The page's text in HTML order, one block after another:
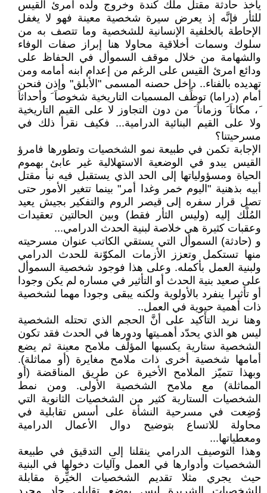
يأخذ حادثة مقتل ملك كندة وخروج ولده امرئ القيس
للثأر فإنَّه إذ يعرض سيرة شخصية معينة فهو لا يغفل
الإحاطة بالخلفية الإنسانية للشخصية وما تتصف به من
سلوك وسمات أخلاقية محاولا هنا إبراز صفات الوفاء
والشهامة من خلال موقف السموأل في الحفاظ على
ودائع امرئ القيس على الرغم من إعدام ابنه أمامه ومن
تهديده بالفناء.. داخل حصنه المسمى "الأبلق" وإذن فنحن
أمام (دراما) توظِّف المسميات التاريخية شخوصاَ َ وأحداثاَ
َ، مكاناَ َ وزماناَ َ من دون التجاوز لا على القيم التاريخية
ولا على القيم البنائية الدرامية... فكيف نقرأ ذلك في
مسرحيتنا؟
الإجابة تكمن في طبيعة نمو الشخصيات وتطورها فامرؤ
القيس يبدو في الوضعية الاستهلالية غير عابئ بهموم
الحياة ومسؤولياتها إلى الحد الذي يستقبل فيه نبأ مقتل
أبيه بذهنية "اليوم خمر وغدا أمر" بينما تتغير الأمور حتى
تصل قرار سفره إلى قيصر الروم والتفكير بجيش يعيد
المُلْك إليه (وليس الثأر فقط) وبين الحالتين تعقيدات
وعقبات كثيرة هي خلاصة لبنية الحدث الدرامي...
و (حادثة) السموأل التي يستقي الكاتب عنوان مسرحيته
منها تستكمل وتعزز الأزمات المكوّنة للحدث الدرامي
ولبنية العمل بأكمله. وعلى هذا فوجود شخصية السموأل
على صعيد بنية الحدث أو التأثير في مساره لم يكن وجودا
أو تأثيرا ينفرد بالأولوية ولكنه يبقى وجودا مهما لشخصية
ذات أهمية حيوية في العمل..
وهنا نريد التأكيد على أنَّ الحجم الذي تحتله الشخصية
ليس هو الذي يحدّد أهمـيتها ودورها في الحدث فقد تكون
الشخصية ستارية يكسبها المؤلّف ملامح معينة ثم يضع
أمامها شخصية أخرى ذات ملامح مغايرة (أو مماثلة).
وبهذا تتميّز الملامح الأخيرة عن طريق المناقضة (أو
المماثلة) مع ملامح الشخصية الأولى. ومن نمط
الشخصيات الستارية كثير من الشخصيات الثانوية التي
وُضِعت في مسرحية النشأة على أسس تقابلية في
محاولة للاتساع بتوضيح دوال الأعمال الدرامية
ومعطياتها...
وهذا التوصيف الدرامي ينقلنا إلى التدقيق في طبيعة
الشخصيات وأدوارها في العمل وآليات دخولها في البنية
حيث يجري مثلا تقديم الشخصيات الخيِّرة مقابلة